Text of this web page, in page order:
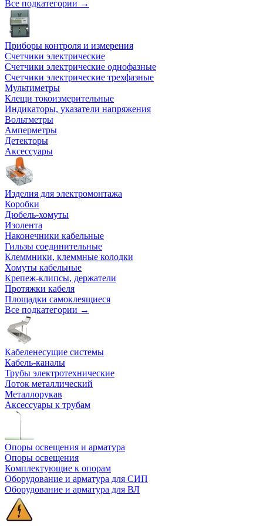
Все подкатегории →
Приборы контроля и измерения
Счетчики электрические
Счетчики электрические однофазные
Счетчики электрические трехфазные
Мультиметры
Клещи токоизмерительные
Индикаторы, указатели напряжения
Вольтметры
Амперметры
Детекторы
Аксессуары
Изделия для электромонтажа
Коробки
Дюбель-хомуты
Изолента
Наконечники кабельные
Гильзы соединительные
Клеммники, клеммные колодки
Хомуты кабельные
Крепеж-клипсы, держатели
Протяжки кабеля
Площадки самоклеящиеся
Все подкатегории →
Кабеленесущие системы
Кабель-каналы
Трубы электротехнические
Лоток металлический
Металлорукав
Аксессуары к трубам
Опоры освещения и арматура
Опоры освещения
Комплектующие к опорам
Оборудование и арматура для СИП
Оборудование и арматура для ВЛ